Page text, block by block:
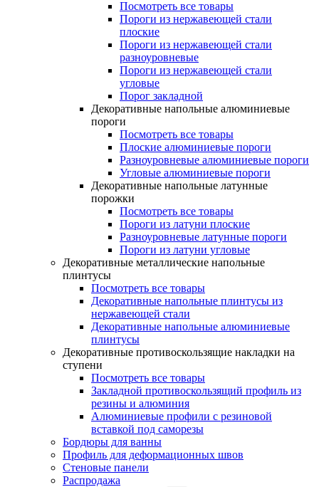
Посмотреть все товары
Пороги из нержавеющей стали
плоские
Пороги из нержавеющей стали
разноуровневые
Пороги из нержавеющей стали
угловые
Порог закладной
Декоративные напольные алюминиевые
пороги
Посмотреть все товары
Плоские алюминиевые пороги
Разноуровневые алюминиевые пороги
Угловые алюминиевые пороги
Декоративные напольные латунные
порожки
Посмотреть все товары
Пороги из латуни плоские
Разноуровневые латунные пороги
Пороги из латуни угловые
Декоративные металлические напольные
плинтусы
Посмотреть все товары
Декоративные напольные плинтусы из
нержавеющей стали
Декоративные напольные алюминиевые
плинтусы
Декоративные противоскользящие накладки на
ступени
Посмотреть все товары
Закладной противоскользящий профиль из
резины и алюминия
Алюминиевые профили с резиновой
вставкой под саморезы
Бордюры для ванны
Профиль для деформационных швов
Стеновые панели
Распродажа